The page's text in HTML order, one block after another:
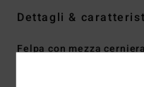
Dettagli &
Felpa con mezza